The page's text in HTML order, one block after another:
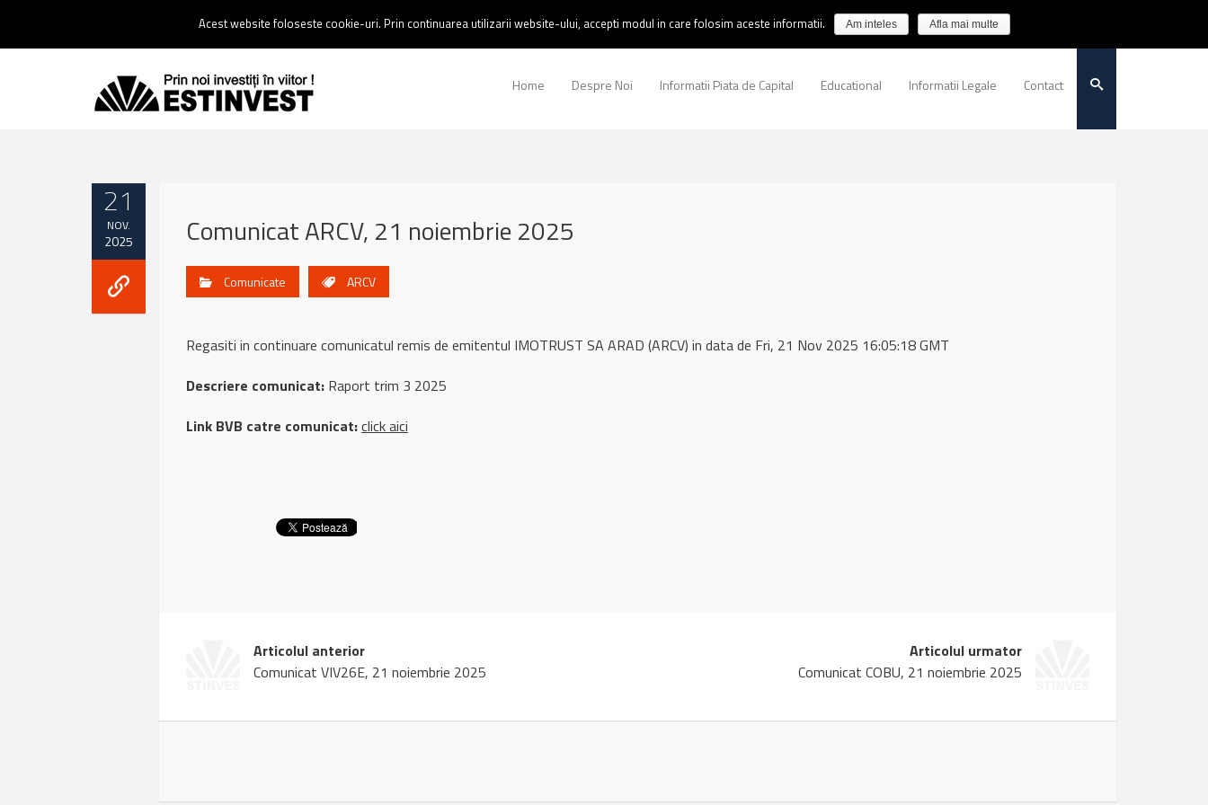
0237 238 900 |Email :contact@estinvest.ro
Home Despre Noi Informatii Piata de Capital Educational Informatii Legale Contact
21
NOV.
2025 Comunicat ARCV, 21 noiembrie 2025
Comunicate ARCV
Regasiti in continuare comunicatul remis de emitentul IMOTRUST SA ARAD (ARCV) in data de Fri, 21 Nov 2025 16:05:18 GMT
Descriere comunicat: Raport trim 3 2025
Link BVB catre comunicat:click aici
Articolul anterior
Comunicat VIV26E, 21 noiembrie 2025
Articolul urmator
Comunicat COBU, 21 noiembrie 2025
Acest website foloseste cookie-uri. Prin continuarea utilizarii website-ului, accepti modul in care folosim aceste informatii. Am inteles Afla mai multe